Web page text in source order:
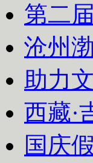
第二
沧州
助力
西藏·
国庆